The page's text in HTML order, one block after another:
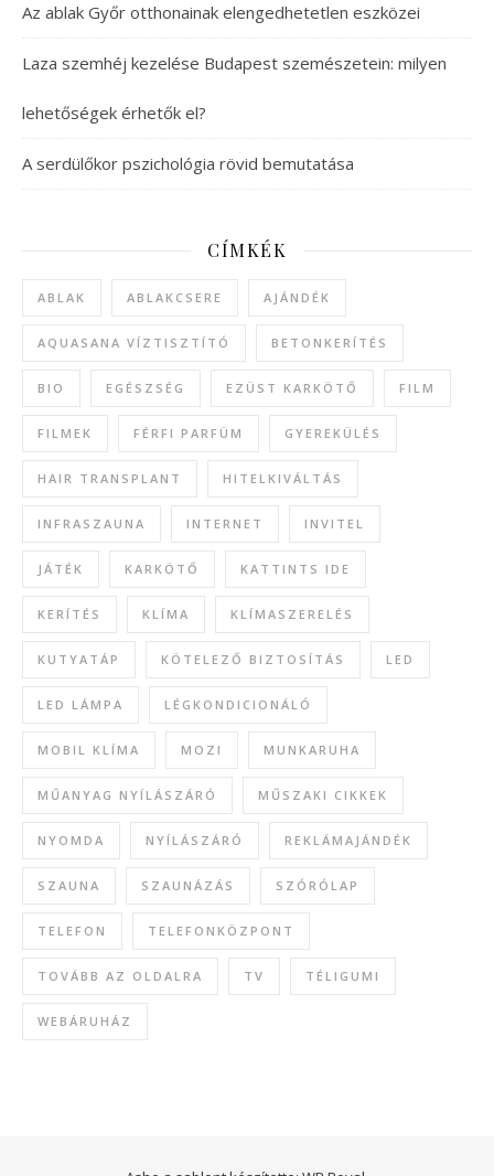
Az ablak Győr otthonainak elengedhetetlen eszközei
Laza szemhéj kezelése Budapest szemészetein: milyen
lehetőségek érhetők el?
A serdülőkor pszichológia rövid bemutatása
CÍMKÉK
ABLAK ABLAKCSERE AJÁNDÉK
AQUASANA VÍZTISZTÍTÓ BETONKERÍTÉS
BIO EGÉSZSÉG EZÜST KARKÖTŐ FILM
FILMEK FÉRFI PARFÜM GYEREKÜLÉS
HAIR TRANSPLANT HITELKIVÁLTÁS
INFRASZAUNA INTERNET INVITEL
JÁTÉK KARKÖTŐ KATTINTS IDE
KERÍTÉS KLÍMA KLÍMASZERELÉS
KUTYATÁP KÖTELEZŐ BIZTOSÍTÁS LED
LED LÁMPA LÉGKONDICIONÁLÓ
MOBIL KLÍMA MOZI MUNKARUHA
MŰANYAG NYÍLÁSZÁRÓ MŰSZAKI CIKKEK
NYOMDA NYÍLÁSZÁRÓ REKLÁMAJÁNDÉK
SZAUNA SZAUNÁZÁS SZÓRÓLAP
TELEFON TELEFONKÖZPONT
TOVÁBB AZ OLDALRA TV TÉLIGUMI
WEBÁRUHÁZ